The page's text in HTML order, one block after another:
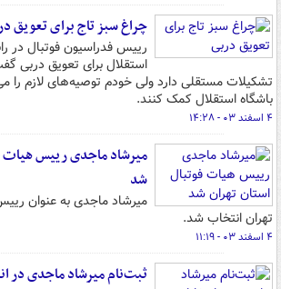
چراغ سبز تاج برای تعویق
رییس فدراسیون فوتبال در
استقلال برای تعویق دربی
تشکیلات مستقلی دارد ولی خودم توصیه‌های لازم را
باشگاه استقلال کمک کنند.
۴ اسفند ۰۳ - ۱۴:۲۸
میرشاد ماجدی رییس هیات
شد
میرشاد ماجدی به عنوان
تهران انتخاب شد.
۴ اسفند ۰۳ - ۱۱:۱۹
ثبت‌نام میرشاد ماجدی در